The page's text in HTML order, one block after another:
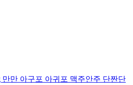
만만 아구포 아귀포 맥주안주 단짠단